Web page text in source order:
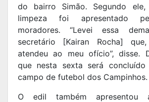
do bairro Simão. Segundo
limpeza foi apresentado
moradores. “Levei essa
secretário [Kairan Rocha] que,
atendeu ao meu ofício”, disse.
que nesta sexta será
campo de futebol dos Campinhos.
O edil também apresentou